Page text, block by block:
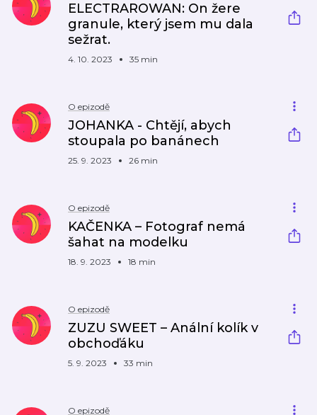
ELECTRAROWAN: On žere
granule, který jsem mu dala
sežrat.
4. 10. 2023 35 min
O epizodě
JOHANKA - Chtějí, abych
stoupala po banánech
25. 9. 2023 26 min
O epizodě
KAČENKA – Fotograf nemá
šahat na modelku
18. 9. 2023 18 min
O epizodě
ZUZU SWEET – Anální kolík v
obchoďáku
5. 9. 2023 33 min
O epizodě